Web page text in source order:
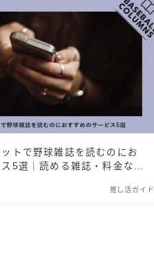
トで野球雑誌を読むのにお
5選｜読める雑誌・料金など
推し活ガイド